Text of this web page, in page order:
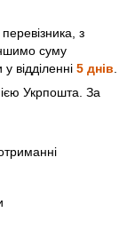
з
суму
відділенні 5 днів.
Укрпошта. За